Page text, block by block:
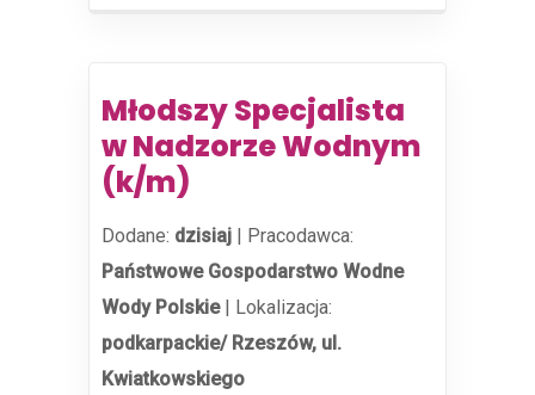
Młodszy Specjalista
w Nadzorze Wodnym
(k/m)
Dodane: dzisiaj | Pracodawca:
Państwowe Gospodarstwo Wodne
Wody Polskie| Lokalizacja:
podkarpackie/ Rzeszów, ul.
Kwiatkowskiego